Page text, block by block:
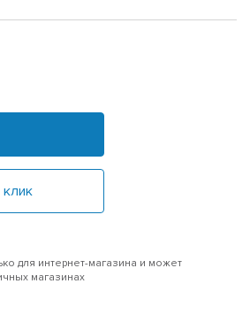
клик
для интернет-магазина и может
магазинах